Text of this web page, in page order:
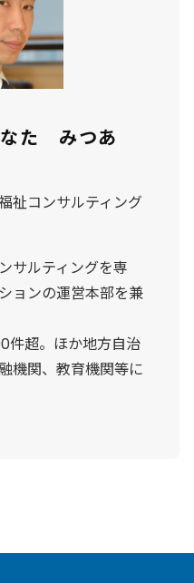
なた みつあ
祉コンサルティング
サルティングを専
ョンの運営本部を兼
件超。ほか地方自治
機関、教育機関等に